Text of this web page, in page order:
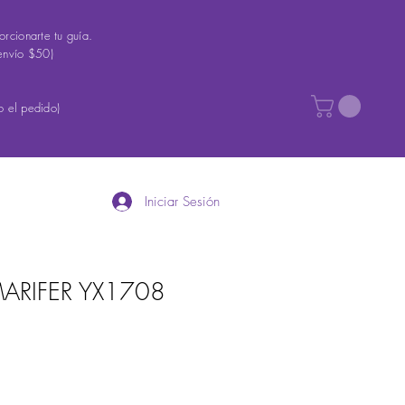
tu guía.
$50)
el pedido)
Iniciar Sesión
YX1708